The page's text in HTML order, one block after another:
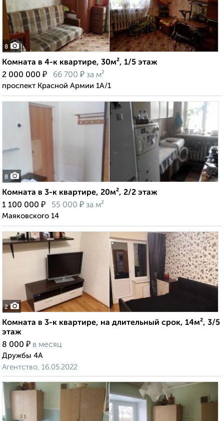
8
Комната в 4-к квартире, 30м², 1/5 этаж
2 000 000 ₽ 66 700 ₽ за м²
проспект Красной Армии 1А/1
8
Комната в 3-к квартире, 20м², 2/2 этаж
1 100 000 ₽ 55 000 ₽ за м²
Маяковского 14
2
Комната в 3-к квартире, на длительный срок, 14м², 3/5
этаж
8 000 ₽ в месяц
Дружбы 4А
Агентство, 16.05.2022